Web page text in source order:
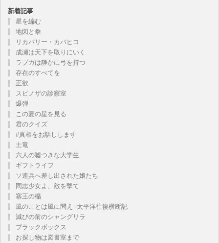
新着記事
星を編む
地図と拳
リカバリー・カバヒコ
成瀬は天下を取りにいく
ラブカは静かに弓を持つ
存在のすべてを
正欲
スピノザの診察室
爆弾
この夏の星を見る
君のクイズ
#真相をお話しします
土竜
六人の嘘つきな大学生
ギフトライフ
ソ連兵へ差し出された娘たち
同志少女よ、敵を撃て
塞王の楯
風のことは風に問え -太平洋往復横断記
滅びの前のシャングリラ
ブラックボックス
お探し物は図書室まで